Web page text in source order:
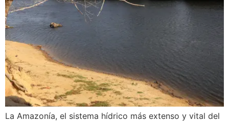
La Amazonía, el sistema hídrico más extenso y vital del